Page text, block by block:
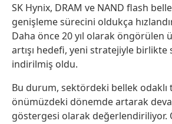
SK Hynix, DRAM ve NAND flash
genişleme sürecini oldukça
Daha önce 20 yıl olarak öngörülen
artışı hedefi, yeni stratejiyle birlikte
indirilmiş oldu.
Bu durum, sektördeki bellek odaklı
önümüzdeki dönemde artarak
göstergesi olarak değerlendiriliyor.